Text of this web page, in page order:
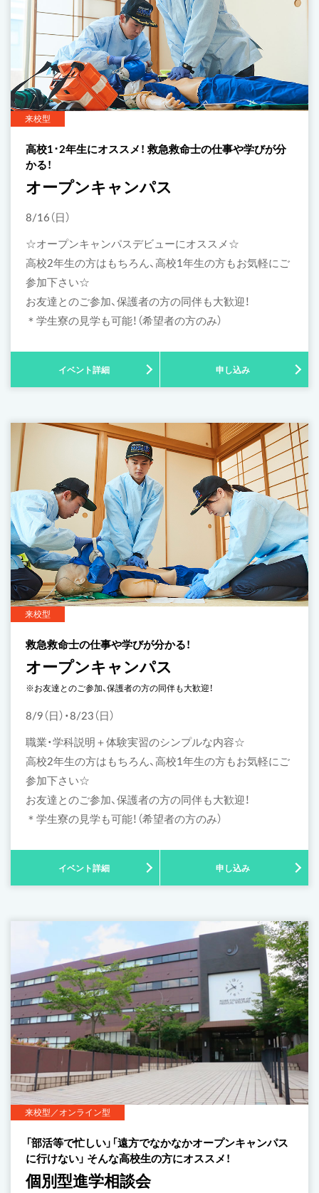
来校型
高校1･2年生にオススメ！ 救急救命士の仕事や学びが分
かる！
オープンキャンパス
8/16（日）
☆オープンキャンパスデビューにオススメ☆
高校2年生の方はもちろん、高校1年生の方もお気軽にご
参加下さい☆
お友達とのご参加、保護者の方の同伴も大歓迎！
＊学生寮の見学も可能！（希望者の方のみ）
イベント詳細 申し込み
来校型
救急救命士の仕事や学びが分かる！
オープンキャンパス
※お友達とのご参加、保護者の方の同伴も大歓迎！
8/9（日）・8/23（日）
職業・学科説明＋体験実習のシンプルな内容☆
高校2年生の方はもちろん、高校1年生の方もお気軽にご
参加下さい☆
お友達とのご参加、保護者の方の同伴も大歓迎！
＊学生寮の見学も可能！（希望者の方のみ）
イベント詳細 申し込み
来校型／オンライン型
「部活等で忙しい」「遠方でなかなかオープンキャンパス
に行けない」 そんな高校生の方にオススメ！
個別型進学相談会